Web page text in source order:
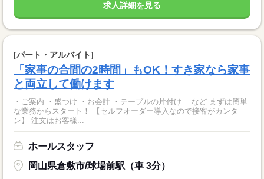
求人詳細を見る
[パート・アルバイト]
「家事の合間の2時間」もOK！すき家なら家事
と両立して働けます
・ご案内 ・盛つけ ・お会計 ・テーブルの片付け など まずは簡単
な業務からスタート！ 【セルフオーダー導入なので接客がカンタ
ン】 注文はお客様...
ホールスタッフ
岡山県倉敷市/球場前駅（車 3分）